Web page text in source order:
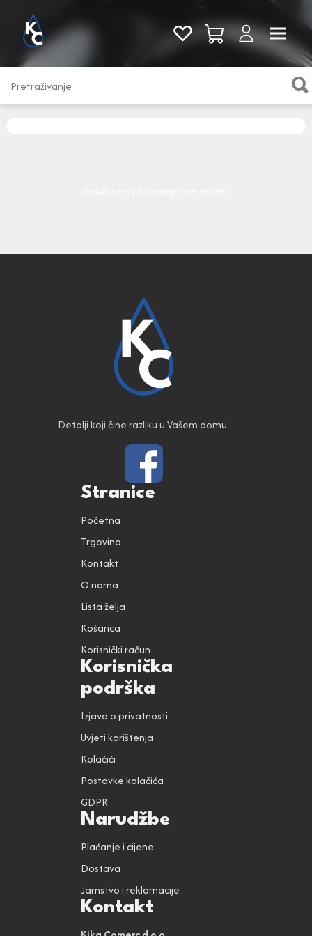
Pogledaj sve
Detalji koji čine razliku u Vašem domu.
Stranice
Početna
Trgovina
Kontakt
O nama
Lista želja
Košarica
Korisnički račun
Korisnička
podrška
Izjava o privatnosti
Uvjeti korištenja
Kolačići
Postavke kolačića
GDPR
Narudžbe
Plaćanje i cijene
Dostava
Jamstvo i reklamacije
Kontakt